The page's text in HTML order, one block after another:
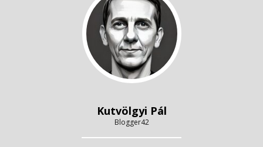
Kutvölgyi Pál
Blogger42